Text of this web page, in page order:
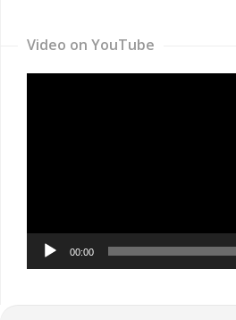
Video on YouTube
00:00